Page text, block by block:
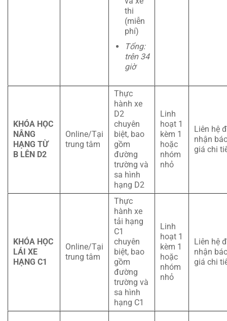
thi
(miễn
phí)
Tổng:
trên 34
giờ
KHÓA HỌC
NÂNG
HẠNG TỪ
B LÊN D2
Online/Tại
trung tâm
Thực
hành xe
D2
chuyên
biệt, bao
gồm
đường
trường và
sa hình
hạng D2
Linh
hoạt 1
kèm 1
hoặc
nhóm
nhỏ
Liên hệ
nhận
giá chi
KHÓA HỌC
LÁI XE
HẠNG C1
Online/Tại
trung tâm
Thực
hành xe
tải hạng
C1
chuyên
biệt, bao
gồm
đường
trường và
sa hình
hạng C1
Linh
hoạt 1
kèm 1
hoặc
nhóm
nhỏ
Liên hệ
nhận
giá chi